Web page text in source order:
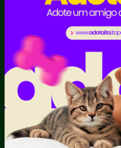
Obras Públicas
Prestação de Contas
Receitas
Recursos Humanos
Ouvidoria
Acompanhar uma
Manifestação
Atendimento via WhatsApp
Competências da Ouvidoria